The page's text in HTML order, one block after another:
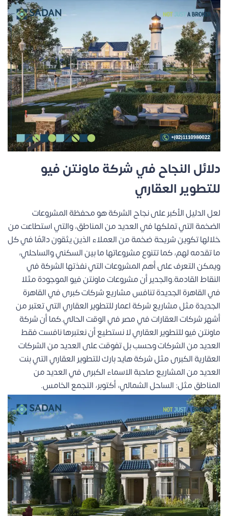
دلائل النجاح في شركة ماونتن فيو
للتطوير العقاري
لعل الدليل الأكبر على نجاح الشركة هو محفظة المشروعات
الضخمة التي تملكها في العديد من المناطق، والتي استطاعت من
خلالها تكوين شريحة ضخمة من العملاء الذين يثقون دائمًا في كل
ما تقدمه لهم، كما تتنوع مشروعاتها ما بين السكني والساحلي،
ويمكن التعرف على أهم المشروعات التي نفذتها الشركة في
النقاط القادمة.والجدير أن مشروعات ماونتن فيو الموجودة مثلا
في القاهرة الجديدة تنافس مشاريع شركات كبرى في القاهرة
الجديدة مثل مشاريعشركة اعمار للتطوير العقاريالتي تعتبر من
أشهر شركات العقارات في مصر في الوقت الحالي.كما أن شركة
ماونتن فيو للتطوير العقاري لا نستطيع أن نعتبرها نافست فقط
العديد من الشركات وحسب بل تفوقت على العديد من الشركات
العقارية الكبرى مثلشركة هايد بارك للتطوير العقاريالتي بنت
العديد من المشاريع صاحبة الاسماء الكبرى في العديد من
المناطق مثل: الساحل الشمالي، أكتوبر، التجمع الخامس.